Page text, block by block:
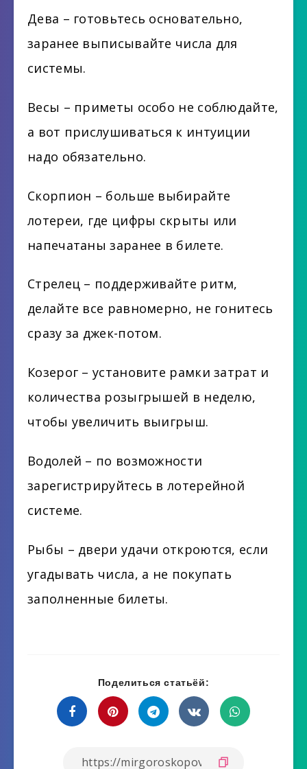
Дева – готовьтесь основательно,
заранее выписывайте числа для
системы.
Весы – приметы особо не соблюдайте,
а вот прислушиваться к интуиции
надо обязательно.
Скорпион – больше выбирайте
лотереи, где цифры скрыты или
напечатаны заранее в билете.
Стрелец – поддерживайте ритм,
делайте все равномерно, не гонитесь
сразу за джек-потом.
Козерог – установите рамки затрат и
количества розыгрышей в неделю,
чтобы увеличить выигрыш.
Водолей – по возможности
зарегистрируйтесь в лотерейной
системе.
Рыбы – двери удачи откроются, если
угадывать числа, а не покупать
заполненные билеты.
Поделиться статьёй: